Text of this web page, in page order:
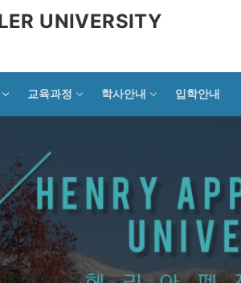
UNIVERSITY
교육과정 학사안내 입학안내